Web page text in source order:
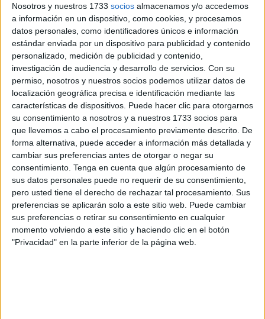
Nosotros y nuestros 1733 socios almacenamos y/o accedemos
a información en un dispositivo, como cookies, y procesamos
datos personales, como identificadores únicos e información
estándar enviada por un dispositivo para publicidad y contenido
personalizado, medición de publicidad y contenido,
investigación de audiencia y desarrollo de servicios. Con su
permiso, nosotros y nuestros socios podemos utilizar datos de
localización geográfica precisa e identificación mediante las
características de dispositivos. Puede hacer clic para otorgarnos
su consentimiento a nosotros y a nuestros 1733 socios para
que llevemos a cabo el procesamiento previamente descrito. De
forma alternativa, puede acceder a información más detallada y
cambiar sus preferencias antes de otorgar o negar su
consentimiento. Tenga en cuenta que algún procesamiento de
sus datos personales puede no requerir de su consentimiento,
pero usted tiene el derecho de rechazar tal procesamiento. Sus
preferencias se aplicarán solo a este sitio web. Puede cambiar
sus preferencias o retirar su consentimiento en cualquier
momento volviendo a este sitio y haciendo clic en el botón
"Privacidad" en la parte inferior de la página web.
proclamadocampeón de Europa.
Es historia lo que ha conseguido el luchador de Ceuta
Yavir Ahmed. Era su primer combate sin protecciones
como profesional y ha conseguido noquear a su rival
belga en el tercer asalto por KO .
Fuentes desplazadas a Bélgica cuentan aEl Faro de
CeutaqueYavir ha vencido a su rival en el tercer asalto
por KO gracias a una patada circular baja en el muslo,
por lo queYavir Ahmedha alcanzado su mayor éxito
hasta la fecha
Ahmed ha sido varias veces campeón de Españay ha
realizado en Bélgica sudebut sin protecciones, un paso
decisivo en su carrera deportiva que ha marcado su
entrada al más alto nivel competitivo. Su participación
supone una muestra del
crecimiento del kickboxing